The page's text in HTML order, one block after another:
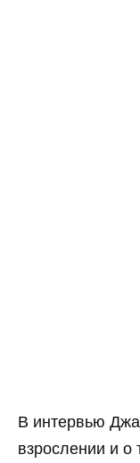
В интервью
взрослении и о